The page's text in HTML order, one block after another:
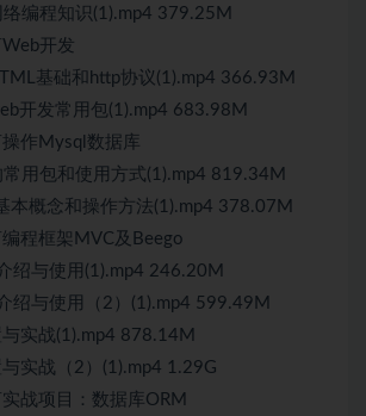
编程知识(1).mp4 379.25M
开发
基础和http协议(1).mp4 366.93M
开发常用包(1).mp4 683.98M
作Mysql数据库
用包和使用方式(1).mp4 819.34M
本概念和操作方法(1).mp4 378.07M
程框架MVC及Beego
绍与使用(1).mp4 246.20M
绍与使用（2）(1).mp4 599.49M
实战(1).mp4 878.14M
实战（2）(1).mp4 1.29G
战项目：数据库ORM